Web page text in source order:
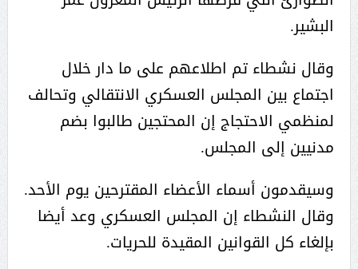
البشير.
وقال نشطاء تم اطلاعهم على ما دار خلال
اجتماع بين المجلس العسكري الانتقالي وتحالف
لمنظمي الاحتجاج إن المحتجين طالبوا بضم
مدنيين إلى المجلس.
وسيقدمون أسماء الأعضاء المقترحين يوم الأحد.
وقال النشطاء إن المجلس العسكري وعد أيضا
بإلغاء كل القوانين المقيدة للحريات.